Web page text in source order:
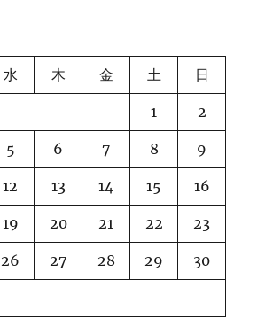
水 木 金 土 日
1 2
5 6 7 8 9
12 13 14 15 16
19 20 21 22 23
26 27 28 29 30